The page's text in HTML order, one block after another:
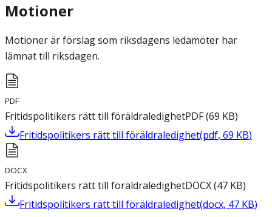
Motioner
Motioner är förslag som riksdagens ledamöter har
lämnat till riksdagen.
PDF
Fritidspolitikers rätt till föräldraledighetPDF(69 KB)
Fritidspolitikers rätt till föräldraledighet(pdf, 69 KB)
DOCX
Fritidspolitikers rätt till föräldraledighetDOCX(47 KB)
Fritidspolitikers rätt till föräldraledighet(docx, 47 KB)